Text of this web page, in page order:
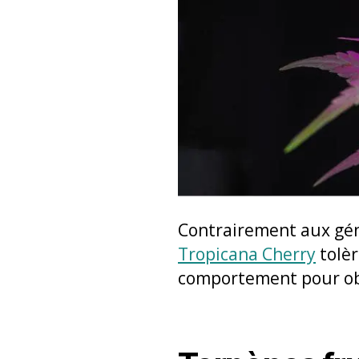
Contrairement aux
Tropicana Cherry
comportement pour